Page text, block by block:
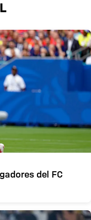
nacional
del FC